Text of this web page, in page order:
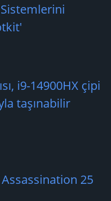
i9-14900HX çipi
taşınabilir
25